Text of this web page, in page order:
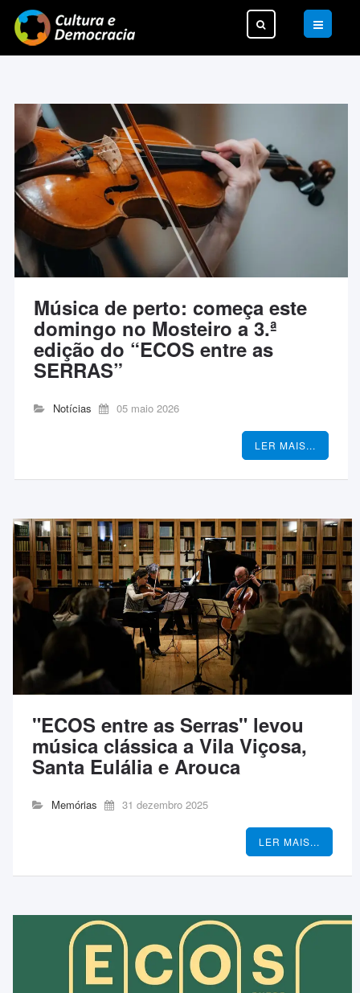
Pesquisar...
Música de perto: começa este
domingo no Mosteiro a 3.ª
edição do “ECOS entre as
SERRAS”
Notícias 05 maio 2026
LER MAIS...
"ECOS entre as Serras" levou
música clássica a Vila Viçosa,
Santa Eulália e Arouca
Memórias 31 dezembro 2025
LER MAIS...